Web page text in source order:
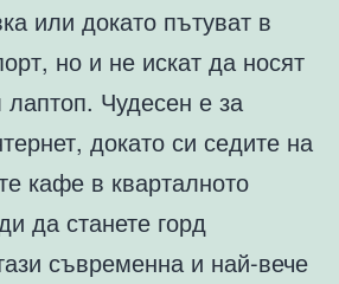
или докато пътуват в
но и не искат да носят
Чудесен е за
докато си седите на
кафе в кварталното
да станете горд
съвременна и най-вече